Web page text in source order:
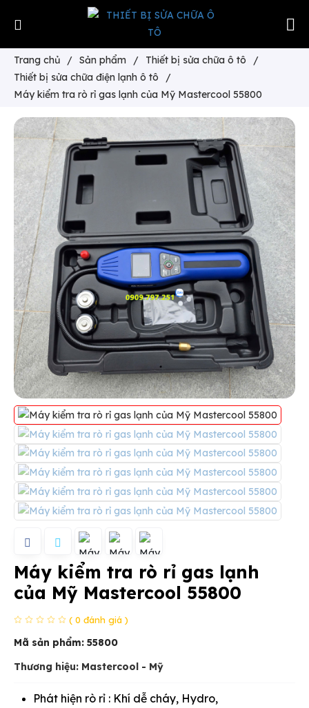
Trang chủ / Sản phẩm / Thiết bị sửa chữa ô tô
/
Thiết bị sửa chữa điện lạnh ô tô
/
Máy kiểm tra rò rỉ gas lạnh của Mỹ Mastercool 55800
Máy kiểm tra rò rỉ gas lạnh
của Mỹ Mastercool 55800
( 0 đánh giá )
Mã sản phẩm: 55800
Thương hiệu: Mastercool - Mỹ
Phát hiện rò rỉ : Khí dễ cháy, Hydro,